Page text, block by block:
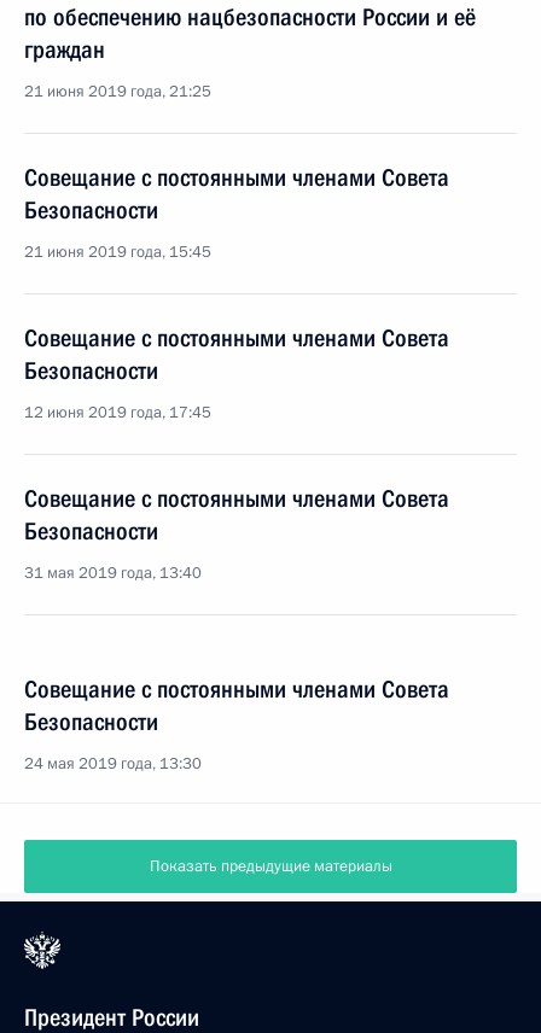
по обеспечению нацбезопасности России и её
граждан
21 июня 2019 года, 21:25
Совещание с постоянными членами Совета
Безопасности
21 июня 2019 года, 15:45
Совещание с постоянными членами Совета
Безопасности
12 июня 2019 года, 17:45
Совещание с постоянными членами Совета
Безопасности
31 мая 2019 года, 13:40
Совещание с постоянными членами Совета
Безопасности
24 мая 2019 года, 13:30
Показать предыдущие материалы
Президент России